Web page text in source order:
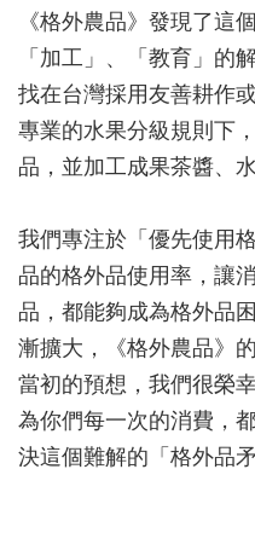
《格外農品》發現了這
「加工」、「 教育」的
找在台灣採用友善耕作
專業的水果分級規則下
品， 並加工成果茶醬、
我們專注於「優先使用
品的格外品使用率，讓
品，都能夠成為格外品
漸擴大，《格外農品》
當初的預想， 我們很榮
為你們每一次的消費，
決這個難解的「格外品